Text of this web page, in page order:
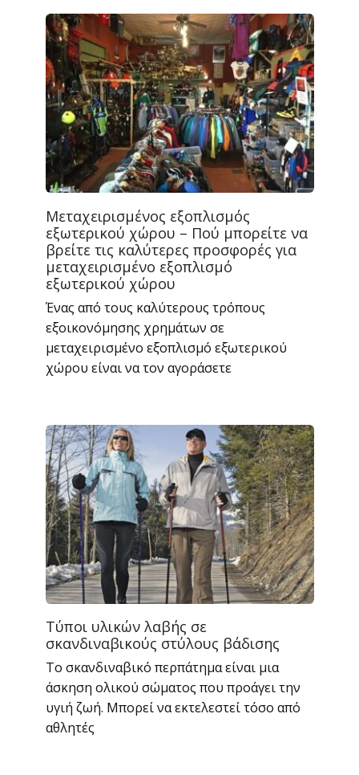
Μεταχειρισμένος εξοπλισμός
εξωτερικού χώρου – Πού μπορείτε να
βρείτε τις καλύτερες προσφορές για
μεταχειρισμένο εξοπλισμό
εξωτερικού χώρου
Ένας από τους καλύτερους τρόπους
εξοικονόμησης χρημάτων σε
μεταχειρισμένο εξοπλισμό εξωτερικού
χώρου είναι να τον αγοράσετε
Τύποι υλικών λαβής σε
σκανδιναβικούς στύλους βάδισης
Το σκανδιναβικό περπάτημα είναι μια
άσκηση ολικού σώματος που προάγει την
υγιή ζωή. Μπορεί να εκτελεστεί τόσο από
αθλητές